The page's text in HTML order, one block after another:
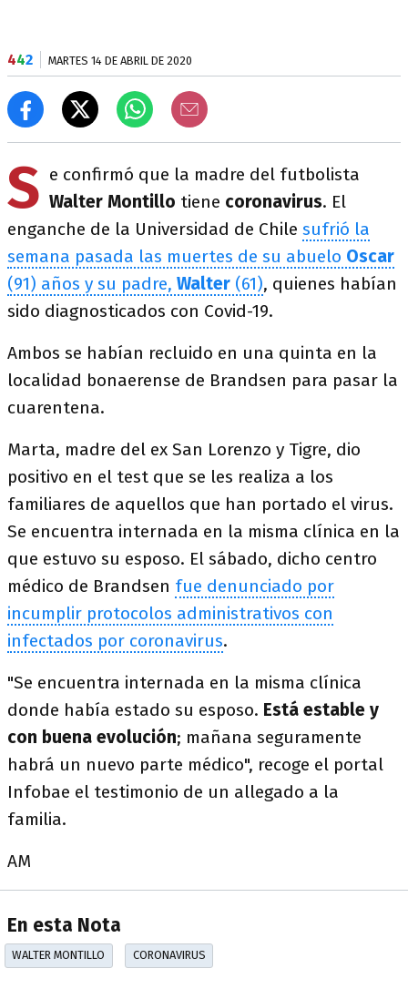
442 MARTES 14 DE ABRIL DE 2020
S e confirmó que la madre del futbolista
Walter Montillo tiene coronavirus. El
enganche de la Universidad de Chile sufrió la
semana pasada las muertes de su abuelo Oscar
(91) años y su padre, Walter (61), quienes habían
sido diagnosticados con Covid-19.
Ambos se habían recluido en una quinta en la
localidad bonaerense de Brandsen para pasar la
cuarentena.
Marta, madre del ex San Lorenzo y Tigre, dio
positivo en el test que se les realiza a los
familiares de aquellos que han portado el virus.
Se encuentra internada en la misma clínica en la
que estuvo su esposo. El sábado, dicho centro
médico de Brandsen fue denunciado por
incumplir protocolos administrativos con
infectados por coronavirus.
"Se encuentra internada en la misma clínica
donde había estado su esposo. Está estable y
con buena evolución; mañana seguramente
habrá un nuevo parte médico", recoge el portal
Infobae el testimonio de un allegado a la
familia.
AM
En esta Nota
WALTER MONTILLO CORONAVIRUS